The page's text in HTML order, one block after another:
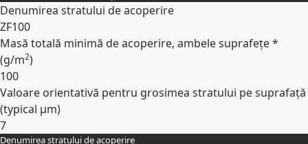
Denumirea stratului de acoperire
ZF100
Masă totală minimă de acoperire, ambele suprafețe *
(g/m2)
100
Valoare orientativă pentru grosimea stratului pe suprafață
(typical µm)
7
Denumirea stratului de acoperire